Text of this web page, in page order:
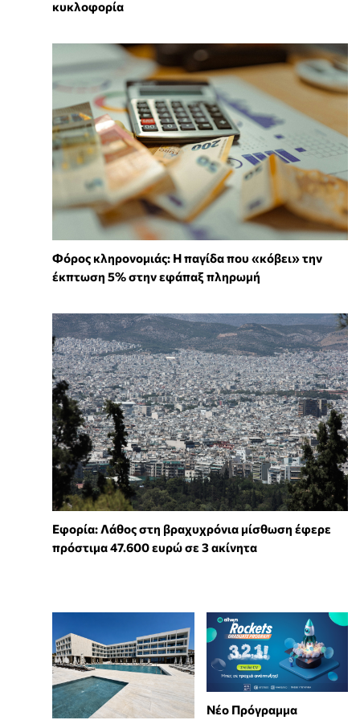
κυκλοφορία
Φόρος κληρονομιάς: Η παγίδα που «κόβει» την
έκπτωση 5% στην εφάπαξ πληρωμή
Εφορία: Λάθος στη βραχυχρόνια μίσθωση έφερε
πρόστιμα 47.600 ευρώ σε 3 ακίνητα
Νέο Πρόγραμμα